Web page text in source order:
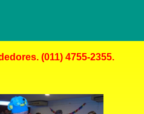
(011) 4755-2355.